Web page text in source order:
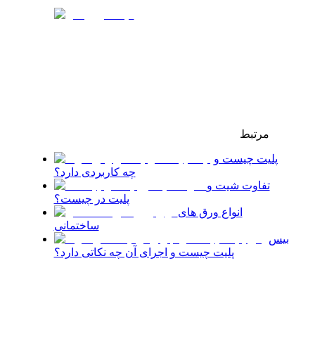
مرتبط
پلیت چیست و
چه کاربردی دارد؟
تفاوت شیت و
پلیت در چیست؟
انواع ورق های
ساختمانی
بیس
پلیت چیست و اجرای آن چه نکاتی دارد؟